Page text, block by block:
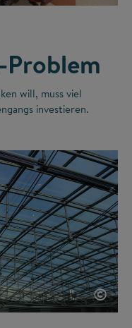
will, muss viel
investieren.
©